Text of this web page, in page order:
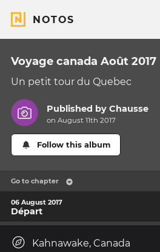
NOTOS
Voyage canada Août 2017
Un petit tour du Quebec
Published byChausse
on August 11th 2017
Follow this album
Go to chapter
06 August 2017
Départ
Kahnawake, Canada